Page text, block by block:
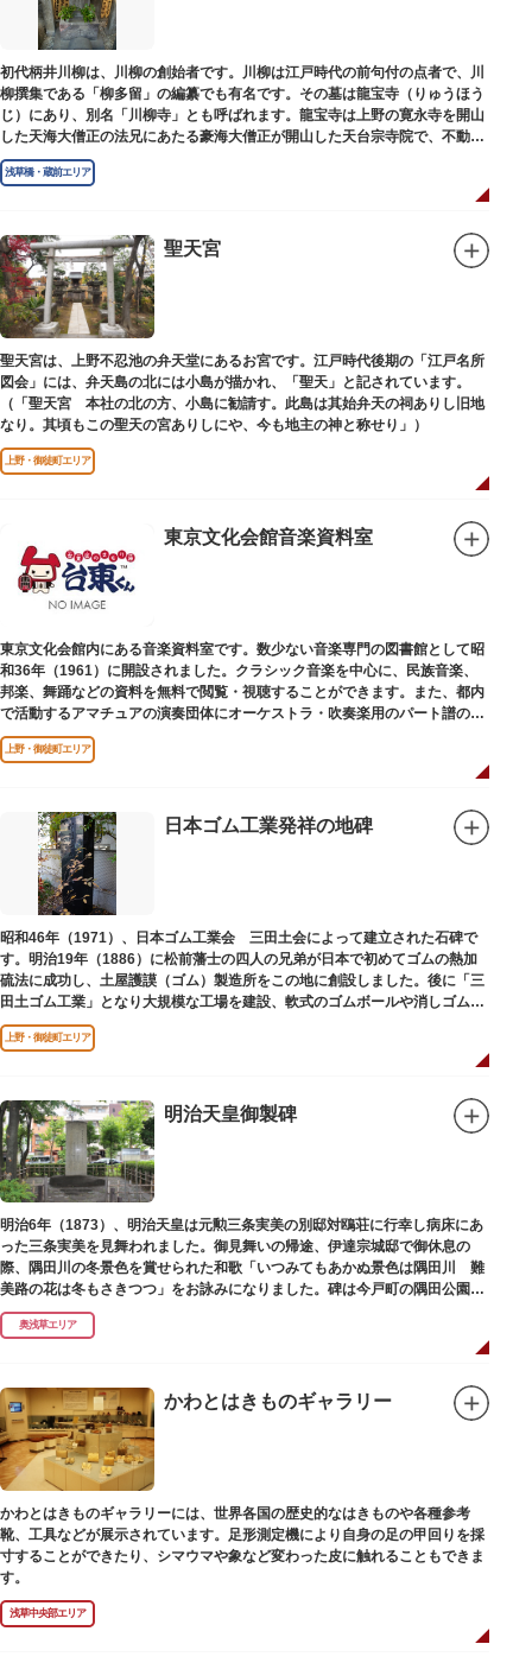
初代柄井川柳は、川柳の創始者です。川柳は江戸時代の前句付の点者で、川
柳撰集である「柳多留」の編纂でも有名です。その墓は龍宝寺（りゅうほう
じ）にあり、別名「川柳寺」とも呼ばれます。龍宝寺は上野の寛永寺を開山
した天海大僧正の法兄にあたる豪海大僧正が開山した天台宗寺院で、不動明
王の梵字を刻んだ板碑が境内に残っています。
浅草橋・蔵前エリア
聖天宮
聖天宮は、上野不忍池の弁天堂にあるお宮です。江戸時代後期の「江戸名所
図会」には、弁天島の北には小島が描かれ、「聖天」と記されています。
（「聖天宮 本社の北の方、小島に勧請す。此島は其始弁天の祠ありし旧地
なり。其頃もこの聖天の宮ありしにや、今も地主の神と称せり」）
上野・御徒町エリア
東京文化会館音楽資料室
東京文化会館内にある音楽資料室です。数少ない音楽専門の図書館として昭
和36年（1961）に開設されました。クラシック音楽を中心に、民族音楽、
邦楽、舞踊などの資料を無料で閲覧・視聴することができます。また、都内
で活動するアマチュアの演奏団体にオーケストラ・吹奏楽用のパート譜の館
外貸出も行っています。
上野・御徒町エリア
日本ゴム工業発祥の地碑
昭和46年（1971）、日本ゴム工業会 三田土会によって建立された石碑で
す。明治19年（1886）に松前藩士の四人の兄弟が日本で初めてゴムの熱加
硫法に成功し、土屋護謨（ゴム）製造所をこの地に創設しました。後に「三
田土ゴム工業」となり大規模な工場を建設、軟式のゴムボールや消しゴムな
ど新しいゴム製品を次々に開発しました。
上野・御徒町エリア
明治天皇御製碑
明治6年（1873）、明治天皇は元勲三条実美の別邸対鴎荘に行幸し病床にあ
った三条実美を見舞われました。御見舞いの帰途、伊達宗城邸で御休息の
際、隅田川の冬景色を賞せられた和歌「いつみてもあかぬ景色は隅田川 難
美路の花は冬もさきつつ」をお詠みになりました。碑は今戸町の隅田公園内
にあります。
奥浅草エリア
かわとはきものギャラリー
かわとはきものギャラリーには、世界各国の歴史的なはきものや各種参考
靴、工具などが展示されています。足形測定機により自身の足の甲回りを採
寸することができたり、シマウマや象など変わった皮に触れることもできま
す。
浅草中央部エリア